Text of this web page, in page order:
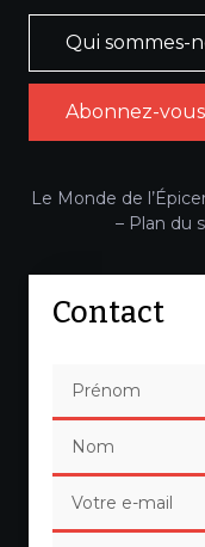
Qui sommes-
Abonnez-
Le Monde de
– Plan du
Contact